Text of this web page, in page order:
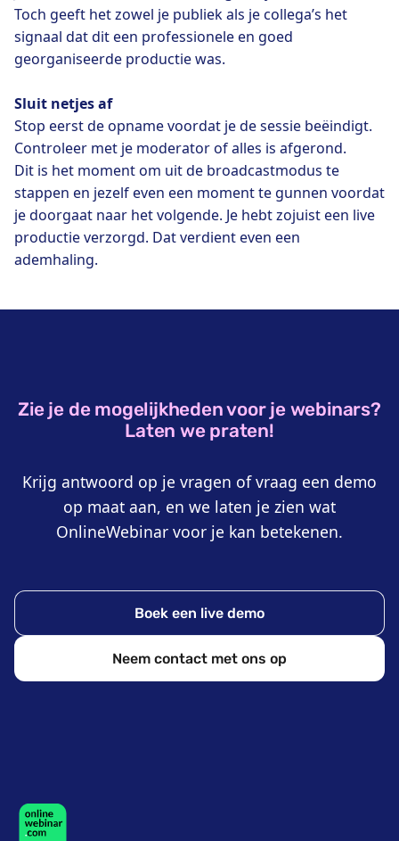
Toch geeft het zowel je publiek als je collega’s het
signaal dat dit een professionele en goed
georganiseerde productie was.
Sluit netjes af
Stop eerst de opname voordat je de sessie beëindigt.
Controleer met je moderator of alles is afgerond.
Dit is het moment om uit de broadcastmodus te
stappen en jezelf even een moment te gunnen voordat
je doorgaat naar het volgende. Je hebt zojuist een live
productie verzorgd. Dat verdient even een
ademhaling.
Zie je de mogelijkheden voor je webinars?
Laten we praten!
Krijg antwoord op je vragen of vraag een demo
op maat aan, en we laten je zien wat
OnlineWebinar voor je kan betekenen.
Boek een live demo
Neem contact met ons op